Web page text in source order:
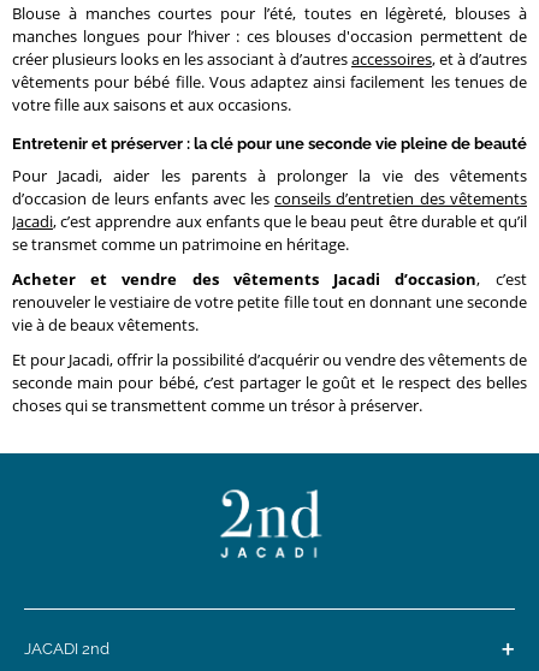
Blouse à manches courtes pour l’été, toutes en légèreté, blouses à
manches longues pour l’hiver : ces blouses d'occasion permettent de
créer plusieurs looks en les associant à d’autresaccessoires, et à d’autres
vêtements pour bébé fille. Vous adaptez ainsi facilement les tenues de
votre fille aux saisons et aux occasions.
Entretenir et préserver : la clé pour une seconde vie pleine de beauté
Pour Jacadi, aider les parents à prolonger la vie des vêtements
d’occasion de leurs enfants avec les conseils d’entretien des vêtements
Jacadi, c’est apprendre aux enfants que le beau peut être durable et qu’il
se transmet comme un patrimoine en héritage.
Acheter et vendre des vêtements Jacadi d’occasion, c’est
renouveler le vestiaire de votre petite fille tout en donnant une seconde
vie à de beaux vêtements.
Et pour Jacadi, offrir la possibilité d’acquérir ou vendre des vêtements de
seconde main pour bébé, c’est partager le goût et le respect des belles
choses qui se transmettent comme un trésor à préserver.
JACADI 2nd +